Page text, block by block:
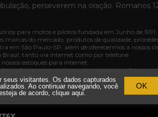
perseverem na oração. Romanos
para motos e pilotos fundada em Junho de 1991.
do mercado, produtos de qualidade,
São Paulo-SP, além de oferecermos a nossos
tanto via internet como por telefone.
estoques para internet.
com o estoque das nossas lojas físicas.
pela loja caso haja divergência de
- SP - CNPJ 35.636.876/0001-03.
reservados.
seus visitantes. Os dados capturados
Ao continuar navegando, você
de acordo, clique aqui.
OK